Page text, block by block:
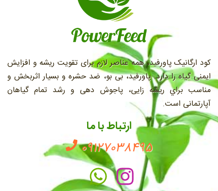
کود ارگانیک پاورفید، همه عناصر لازم برای تقویت ریشه و افزایش
ایمنی گیاه را دارد. پاورفید، بی بو، ضد حشره و بسیار اثربخش و
مناسب براي ريشه زايی، پاجوش دهی و رشد تمام گیاهان
آپارتمانی است.
ارتباط با ما
09127038495